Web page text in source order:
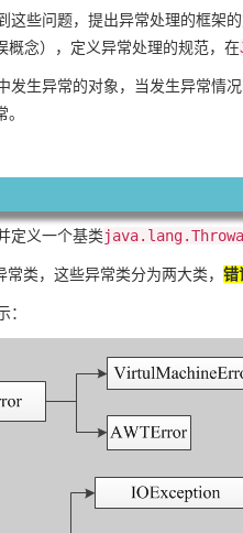
这些问题，提出异常处理的框架
概念），定义异常处理的规范，在
发生异常的对象，当发生异常情
定义一个基类
类，这些异常类分为两大类， 错